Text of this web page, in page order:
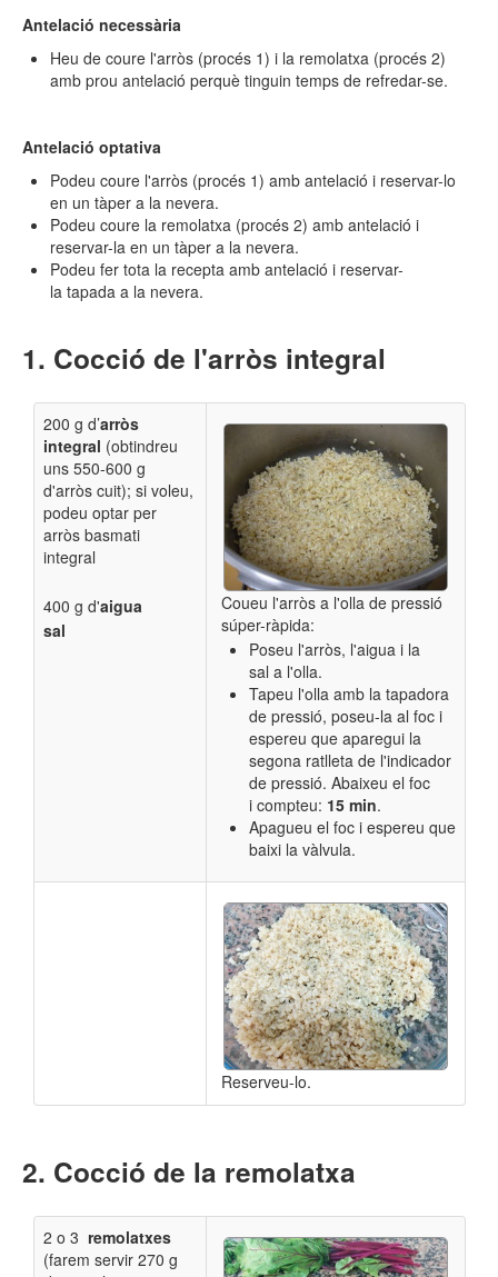
Antelació necessària
Heu de coure l'arròs (procés 1) i la remolatxa (procés 2)
amb prou antelació perquè tinguin temps de refredar-se.
Antelació optativa
Podeu coure l'arròs (procés 1) amb antelació i reservar-lo
en un tàper a la nevera.
Podeu coure la remolatxa (procés 2) amb antelació i
reservar-la en un tàper a la nevera.
Podeu fer tota la recepta amb antelació i reservar-
la tapada a la nevera.
Cocció de l'arròs integral
200 g d’arròs
integral (obtindreu
uns 550-600 g
d'arròs cuit); si voleu,
podeu optar per
arròs basmati
integral
400 g d'aigua
sal
Coueu l'arròs a l'olla de pressió
súper-ràpida:
Poseu l'arròs, l'aigua i la
sal a l'olla.
Tapeu l'olla amb la tapadora
de pressió, poseu-la al foc i
espereu que aparegui la
segona ratlleta de l'indicador
de pressió. Abaixeu el foc
i compteu: 15 min.
Apagueu el foc i espereu que
baixi la vàlvula.
Reserveu-lo.
Cocció de la remolatxa
2 o 3 remolatxes
(farem servir 270 g